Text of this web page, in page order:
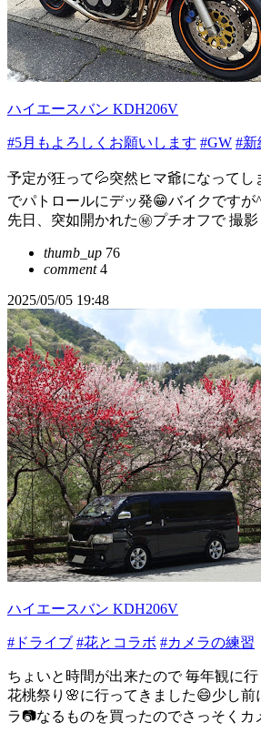
ハイエースバン KDH206V
#5月もよろしくお願いします #GW #新
予定が狂って💦突然ヒマ爺になって
でパトロールにデッ発😁バイクですが
先日、突如開かれた㊙️プチオフで 撮影
thumb_up 76
comment4
2025/05/05 19:48
ハイエースバン KDH206V
#ドライブ #花とコラボ #カメラの練習
ちょいと時間が出来たので 毎年観に
花桃祭り🌸に行ってきました😄少し前
ラ📷️なるものを買ったのでさっそくカ